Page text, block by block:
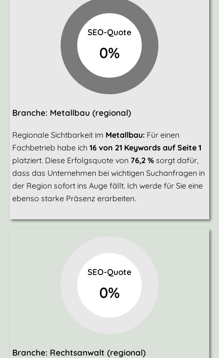
SEO-Quote
0%
Branche: Metallbau (regional)
Regionale Sichtbarkeit im Metallbau: Für einen
Fachbetrieb habe ich 16 von 21 Keywords auf Seite 1
platziert. Diese Erfolgsquote von 76,2 % sorgt dafür,
dass das Unternehmen bei wichtigen Suchanfragen in
der Region sofort ins Auge fällt. Ich werde für Sie eine
ebenso starke Präsenz erarbeiten.
SEO-Quote
0%
Branche: Rechtsanwalt (regional)